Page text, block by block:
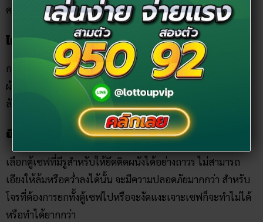
คาดถึงว่ามีของมีค่าอยู่
ไม่วางให้เด่น
การตั้งวางตู้เซฟไม่ควรที่จะวางเปลือย ๆ ไว้ให้เห็นได้ง่าย ควรหา
ผ้ามาคลุมเอาไว้หรือหาสิ่งของมาวางเพื่อบังตู้เซฟไว้ด้วย เก็บให้
ลับตาและมิดชิดมากที่สุดก็จะปลอดภัยมากที่สุด
ยึดตู้เซฟติดถาวรกับผนัง
เลือกตู้เซฟที่มีรูสำหรับให้ยึดติดผนังได้อย่างถาวร ไม่สามารถ
เอียงให้ล้มหรือคว่ำลงได้นั้น จะมีความปลอดภัยมากกว่า สำหรับ
โจรที่ต้องการยกทั้งตู้เซฟไปหรือจะงัดแงะเจาะเซฟก็จะทำไม่ได้
หรือทำได้ยากกว่า